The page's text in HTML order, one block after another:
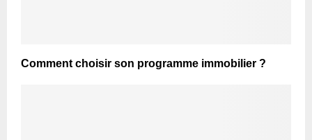
Comment choisir son programme immobilier ?